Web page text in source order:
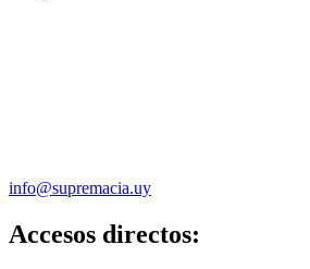
info@supremacia.uy
Accesos directos: